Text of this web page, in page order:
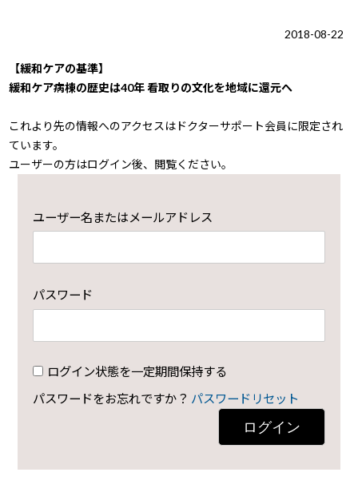
2018-08-22
【緩和ケアの基準】
緩和ケア病棟の歴史は40年 看取りの文化を地域に還元へ
これより先の情報へのアクセスはドクターサポート会員に限定され
ています。
ユーザーの方はログイン後、閲覧ください。
ユーザー名またはメールアドレス
パスワード
ログイン状態を一定期間保持する
パスワードをお忘れですか？ パスワードリセット
ログイン